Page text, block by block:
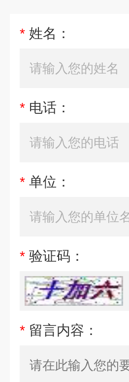
* 姓名：
* 电话：
* 单位：
* 验证码：
* 留言内容：